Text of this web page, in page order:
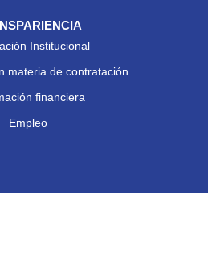
Institucional
materia de contratación
financiera
Empleo